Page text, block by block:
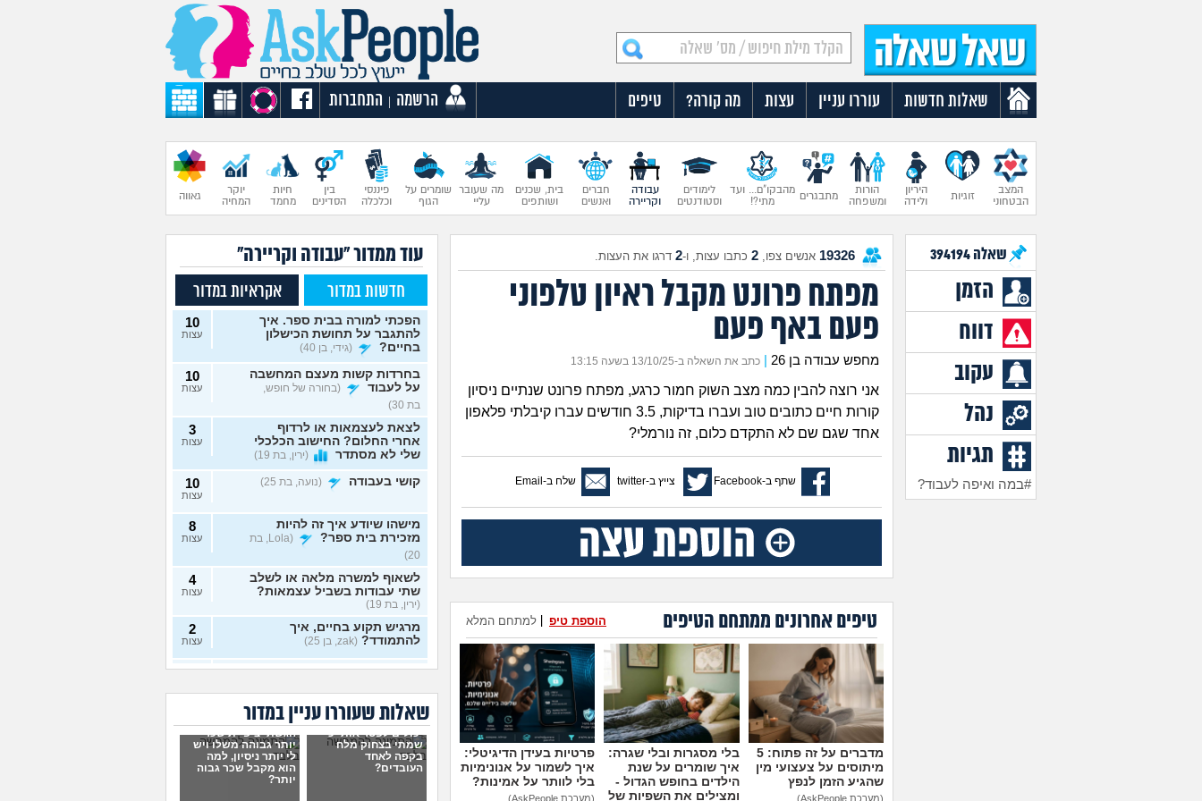
שאלות חדשות עוררו עניין עצות מה קורה? טיפים הרשמה התחברות
המצב
הבטחוני
זוגיות
היריון
ולידה
הורות
ומשפחה
מתבגרים
מהבקו"ם... ועד
מתי?!
לימודים
וסטודנטים
עבודה
וקריירה
חברים
ואנשים
בית, שכנים
ושותפים
מה שעובר
עליי
שומרים על
הגוף
פיננסי
וכלכלה
בין
הסדינים
חיות
מחמד
יוקר
המחיה
גאווה
שאלה394194
הזמן
דווח
עקוב
נהל
תגיות
#במה ואיפה לעבוד?
19326 אנשים צפו, 2 כתבו עצות, ו-2 דרגו את העצות.
מפתח פרונט מקבל ראיון טלפוני
פעם באף פעם
מחפש עבודה בן 26 כתב את השאלה ב-13/10/25 בשעה 13:15
אני רוצה להבין כמה מצב השוק חמור כרגע, מפתח פרונט שנתיים ניסיון
קורות חיים כתובים טוב ועברו בדיקות, 3.5 חודשים עברו קיבלתי פלאפון
אחד שגם שם לא התקדם כלום, זה נורמלי?
שתף ב-Facebook צייץ ב-twitter שלח ב-Email
טיפים אחרונים ממתחם הטיפים למתחם המלא הוספת טיפ
מדברים על זה פתוח: 5
מיתוסים על צעצועי מין
שהגיע הזמן לנפץ
(מערכת AskPeople)
בלי מסגרות ובלי שגרה:
איך שומרים על שנת
הילדים בחופש הגדול -
ומצילים את השפיות של
פרטיות בעידן הדיגיטלי:
איך לשמור על אנונימיות
בלי לוותר על אמינות?
(מערכת AskPeople)
עוד ממדור "עבודה וקריירה"
חדשות במדור אקראיות במדור
הפכתי למורה בבית ספר. איך
להתגבר על תחושת הכישלון
בחיים?
(גידי, בן 40)
10
עצות
בחרדות קשות מעצם המחשבה
על לעבוד
(בחורה של חופש,
בת 30)
10
עצות
לצאת לעצמאות או לרדוף
אחרי החלום? החישוב הכלכלי
שלי לא מסתדר
(ירין, בת 19)
3
עצות
קושי בעבודה (נועה, בת 25) 10
עצות
מישהו שיודע איך זה להיות
מזכירת בית ספר?
(Lola, בת
20)
8
עצות
לשאוף למשרה מלאה או לשלב
שתי עבודות בשביל עצמאות?
(ירין, בת 19)
4
עצות
מרגיש תקוע בחיים, איך
להתמודד? (zak, בן 25)
2
עצות
איך לעשות כסף מתמונות של
בלי שיגלו אותי?
(אליס, בת
20)
7
ניסיתי כמעט הכול בקשר
לעבודה סלאש לימודים
מרגישה שאין עתיד
(אנונימית, בת
4
עצות
שאלות שעוררו עניין במדור
יכולים לפטר אותי כי
שמתי בצחוק מלח
בקפה לאחד
העובדים?
הגשתי ציפיית שכר
יותר גבוהה משלו ויש
לי יותר ניסיון, למה
הוא מקבל שכר גבוה
יותר?